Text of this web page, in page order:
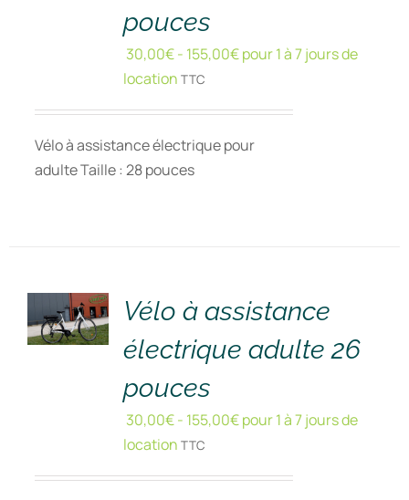
pouces
30,00€- 155,00€pour 1 à 7 jours de
location TTC
Vélo à assistance électrique pour
adulte Taille : 28 pouces
DÉTAILS
Vélo à assistance
électrique adulte 26
pouces
30,00€- 155,00€pour 1 à 7 jours de
location TTC